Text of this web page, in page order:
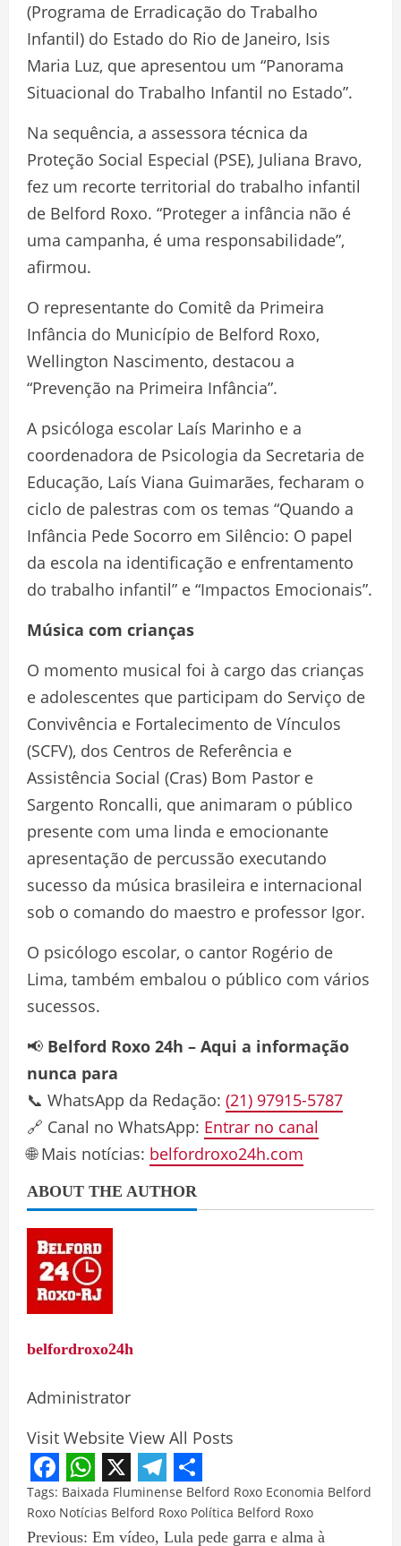
(Programa de Erradicação do Trabalho
Infantil) do Estado do Rio de Janeiro, Isis
Maria Luz, que apresentou um “Panorama
Situacional do Trabalho Infantil no Estado”.
Na sequência, a assessora técnica da
Proteção Social Especial (PSE), Juliana Bravo,
fez um recorte territorial do trabalho infantil
de Belford Roxo. “Proteger a infância não é
uma campanha, é uma responsabilidade”,
afirmou.
O representante do Comitê da Primeira
Infância do Município de Belford Roxo,
Wellington Nascimento, destacou a
“Prevenção na Primeira Infância”.
A psicóloga escolar Laís Marinho e a
coordenadora de Psicologia da Secretaria de
Educação, Laís Viana Guimarães, fecharam o
ciclo de palestras com os temas “Quando a
Infância Pede Socorro em Silêncio: O papel
da escola na identificação e enfrentamento
do trabalho infantil” e “Impactos Emocionais”.
Música com crianças
O momento musical foi à cargo das crianças
e adolescentes que participam do Serviço de
Convivência e Fortalecimento de Vínculos
(SCFV), dos Centros de Referência e
Assistência Social (Cras) Bom Pastor e
Sargento Roncalli, que animaram o público
presente com uma linda e emocionante
apresentação de percussão executando
sucesso da música brasileira e internacional
sob o comando do maestro e professor Igor.
O psicólogo escolar, o cantor Rogério de
Lima, também embalou o público com vários
sucessos.
📢 Belford Roxo 24h – Aqui a informação
nunca para
📞 WhatsApp da Redação: (21) 97915-5787
🔗 Canal no WhatsApp: Entrar no canal
🌐 Mais notícias: belfordroxo24h.com
ABOUT THE AUTHOR
belfordroxo24h
Administrator
Visit Website View All Posts
Facebook
WhatsApp
X Telegram
Share
Tags: Baixada Fluminense Belford Roxo Economia Belford
Roxo Notícias Belford Roxo Política Belford Roxo
Previous: Em vídeo, Lula pede garra e alma à